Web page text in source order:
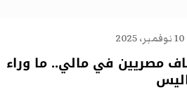
10 نوفمبر، 2025
مصريين في مالي.. ما وراء